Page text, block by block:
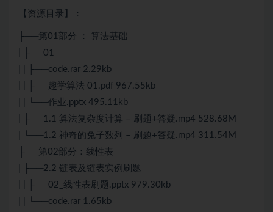
【资源目录】：
├──第01部分 ： 算法基础
| ├──01
| | ├──code.rar 2.29kb
| | ├──趣学算法 01.pdf 967.55kb
| | └──作业.pptx 495.11kb
| ├──1.1 算法复杂度计算 – 刷题+答疑.mp4 528.68M
| └──1.2 神奇的兔子数列 – 刷题+答疑.mp4 311.54M
├──第02部分：线性表
| ├──2.2 链表及链表实例刷题
| | ├──02_线性表刷题.pptx 979.30kb
| | └──code.rar 1.65kb